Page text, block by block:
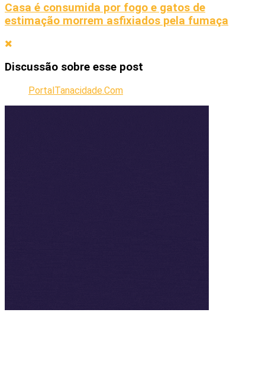
Casa é consumida por fogo e gatos de
estimação morrem asfixiados pela fumaça
Discussão sobre esse post
PortalTanacidade.Com